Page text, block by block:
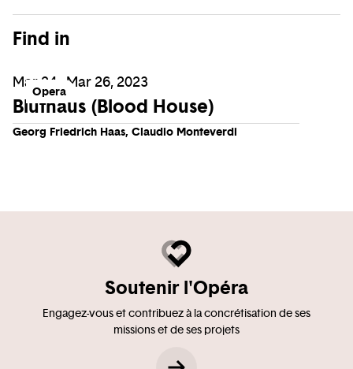
Find in
Opera
Mar 24 - Mar 26, 2023
Bluthaus (Blood House)
Georg Friedrich Haas, Claudio Monteverdi
Soutenir l'Opéra
Engagez-vous et contribuez à la concrétisation de ses
missions et de ses projets